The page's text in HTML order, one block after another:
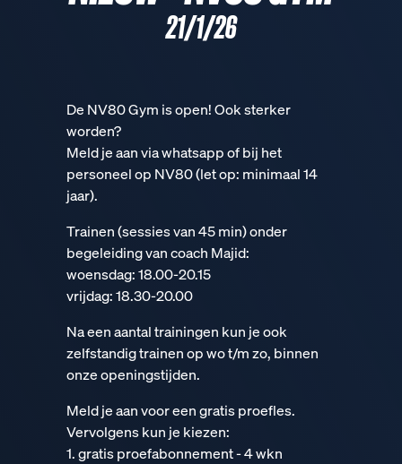
21/1/26
De NV80 Gym is open! Ook sterker
worden?
Meld je aan via whatsapp of bij het
personeel op NV80 (let op: minimaal 14
jaar).
Trainen (sessies van 45 min) onder
begeleiding van coach Majid:
woensdag: 18.00-20.15
vrijdag: 18.30-20.00
Na een aantal trainingen kun je ook
zelfstandig trainen op wo t/m zo, binnen
onze openingstijden.
Meld je aan voor een gratis proefles.
Vervolgens kun je kiezen:
1. gratis proefabonnement - 4 wkn